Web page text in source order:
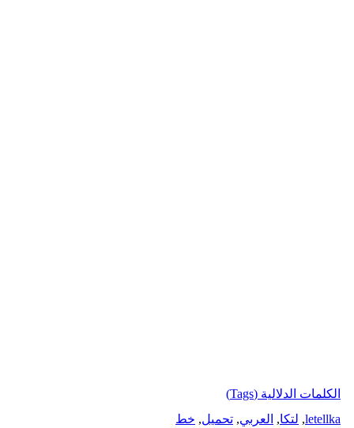
الكلمات الدلالية (Tags)
letellka
, لتكا, العربي, تحميل, خط